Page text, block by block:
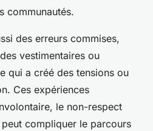
communautés.
des erreurs commises,
vestimentaires ou
qui a créé des tensions ou
Ces expériences
le non-respect
peut compliquer le parcours